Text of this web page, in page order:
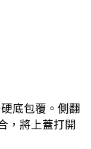
底包覆。側翻
，將上蓋打開